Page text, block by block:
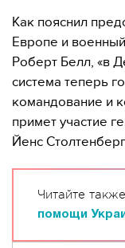
Как пояснил
Европе и
Роберт Белл, «в
система теперь
командование и
примет участие
Йенс
Читайте
помощи